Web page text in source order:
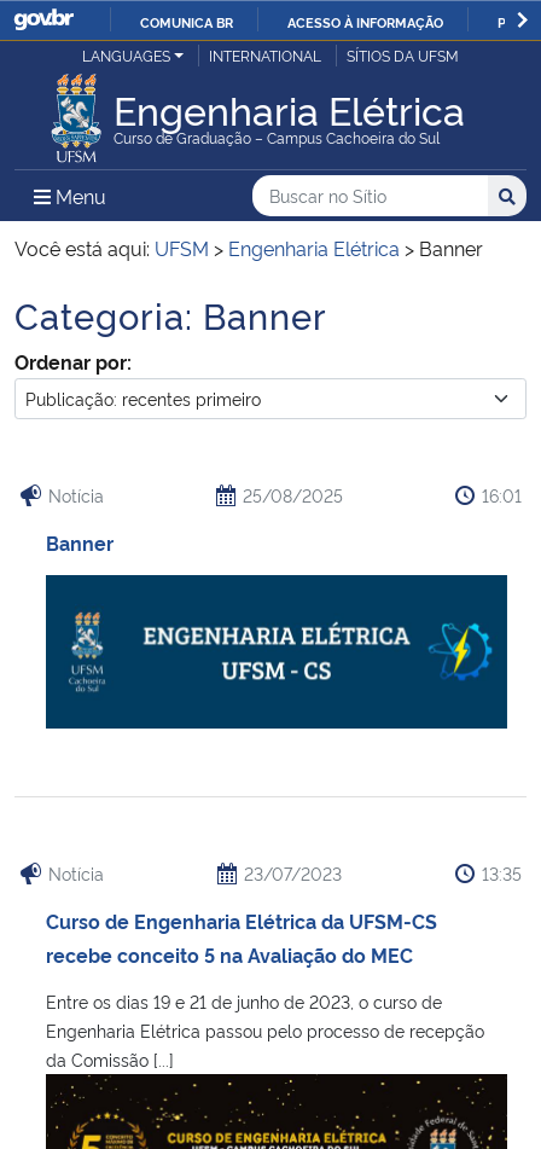
IR
O
COMUNICA BR ACESSO À INFORMAÇÃO
Ministério da Justiça e Segurança Pública
Ministério da Defesa
Ministério das Relações Exteriores
Ministério da Economia
Ministério da Infraestrutura
Ministério da Educação
Ministério da Saúde
Ministério de Minas e Energia
Ministério do Turismo
Ministério do Desenvolvimento Regional
Controladoria-Geral da União
Ministério da Mulher, da Família e dos Direitos Humanos
Secretaria-Geral
LANGUAGES INTERNATIONAL SÍTIOS DA UFSM
Engenharia Elétrica
Curso de Graduação – Campus Cachoeira do Sul
Menu Menu Principal do Sítio
Busca
Buscar no no Sítio
Busca:
Você está aqui: UFSM > Engenharia Elétrica > Banner
Início do conteúdo
Categoria: Banner
Ordenar por:
Notícia 25/08/2025 16:01
Banner
Notícia 23/07/2023 13:35
Curso de Engenharia Elétrica da UFSM-CS
recebe conceito 5 na Avaliação do MEC
Entre os dias 19 e 21 de junho de 2023, o curso de
Engenharia Elétrica passou pelo processo de recepção
da Comissão [...]